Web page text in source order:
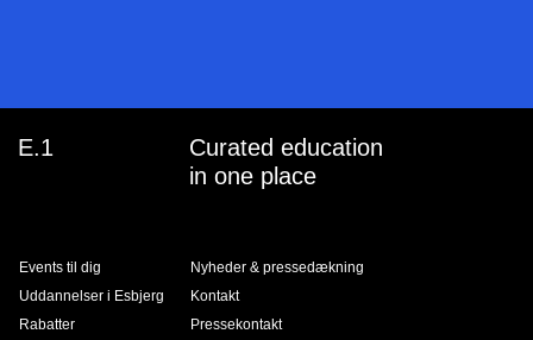
E.1
Curated education
in one place
Events til dig
Uddannelser i Esbjerg
Rabatter
Nyheder & pressedæk­ning
Kontakt
Pressekontakt